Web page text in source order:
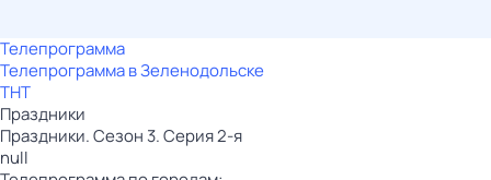
Телепрограмма
Телепрограмма в Зеленодольске
ТНТ
Праздники
Праздники. Сезон 3. Серия 2-я
null